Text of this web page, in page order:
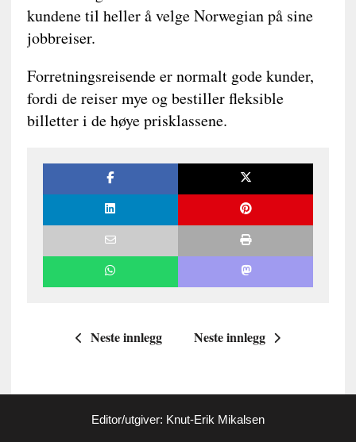
kundene til heller å velge Norwegian på sine
jobbreiser.
Forretningsreisende er normalt gode kunder,
fordi de reiser mye og bestiller fleksible
billetter i de høye prisklassene.
Neste innlegg Neste innlegg
Editor/utgiver: Knut-Erik Mikalsen